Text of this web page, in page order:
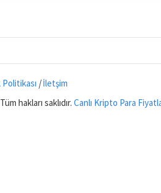
Politikası |İletşim
hakları saklıdır. Canlı Kripto Para